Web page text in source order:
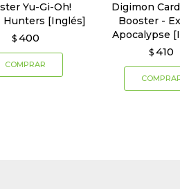
Yu-Gi-Oh!
Hunters [Inglés]
$ 400
Digimon
Booster -
Apocalypse
$ 410